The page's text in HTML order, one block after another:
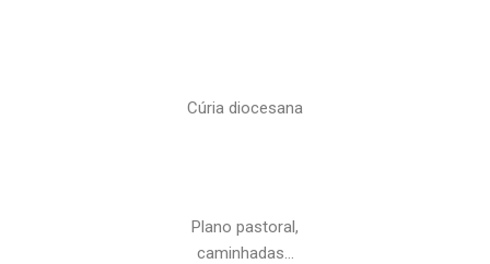
Cúria diocesana
Plano pastoral,
caminhadas…